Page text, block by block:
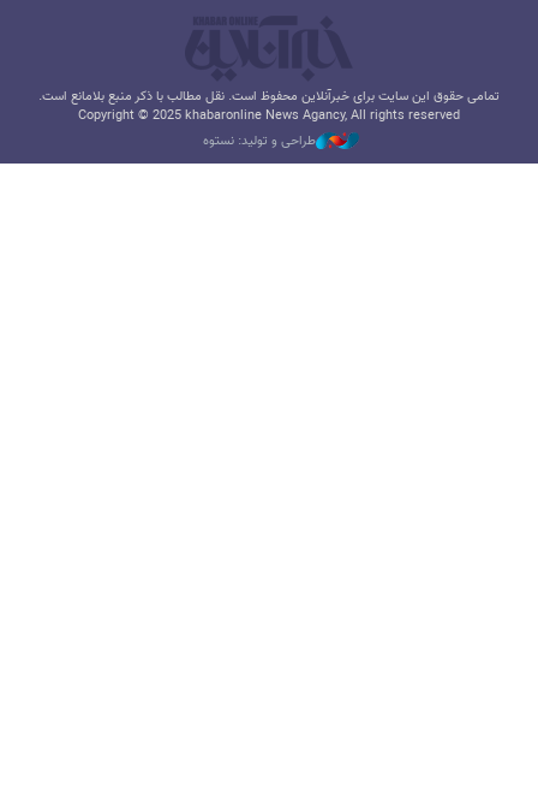
تمامی حقوق این سایت برای خبرآنلاین محفوظ است. نقل مطالب با ذکر منبع بلامانع است.
Copyright © 2025 khabaronline News Agancy, All rights reserved
طراحی و تولید: نستوه